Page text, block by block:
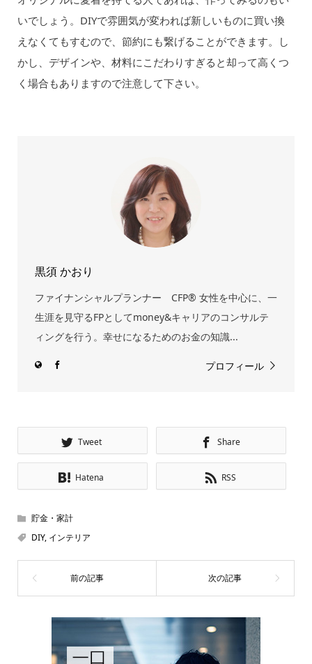
いでしょう。DIYで雰囲気が変われば新しいものに買い換
えなくてもすむので、節約にも繋げることができます。し
かし、デザインや、材料にこだわりすぎると却って高くつ
く場合もありますので注意して下さい。
黒須 かおり
ファイナンシャルプランナー CFP® 女性を中心に、一
生涯を見守るFPとしてmoney&キャリアのコンサルテ
ィングを行う。幸せになるためのお金の知識...
プロフィール
Tweet Share
Hatena RSS
貯金・家計
DIY, インテリア